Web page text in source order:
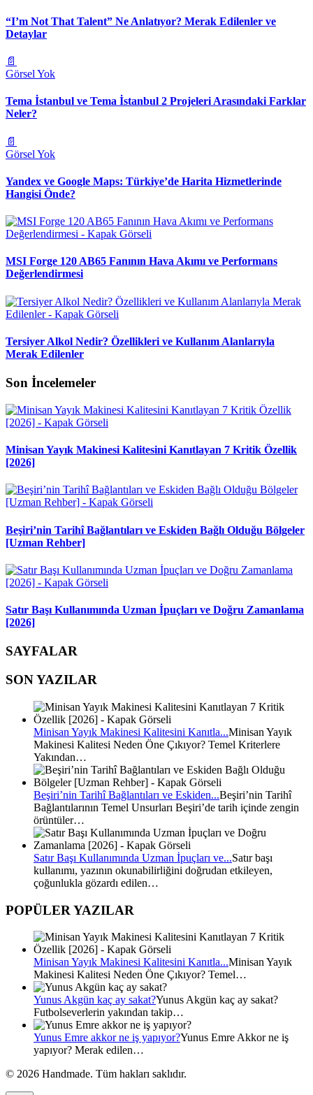
“I’m Not That Talent” Ne Anlatıyor? Merak Edilenler ve
Detaylar
📄
Görsel Yok
Tema İstanbul ve Tema İstanbul 2 Projeleri Arasındaki Farklar
Neler?
📄
Görsel Yok
Yandex ve Google Maps: Türkiye’de Harita Hizmetlerinde
Hangisi Önde?
MSI Forge 120 AB65 Fanının Hava Akımı ve Performans
Değerlendirmesi
Tersiyer Alkol Nedir? Özellikleri ve Kullanım Alanlarıyla
Merak Edilenler
Son İncelemeler
Minisan Yayık Makinesi Kalitesini Kanıtlayan 7 Kritik Özellik
[2026]
Beşiri’nin Tarihî Bağlantıları ve Eskiden Bağlı Olduğu Bölgeler
[Uzman Rehber]
Satır Başı Kullanımında Uzman İpuçları ve Doğru Zamanlama
[2026]
SAYFALAR
SON YAZILAR
Minisan Yayık Makinesi Kalitesini Kanıtla...Minisan Yayık
Makinesi Kalitesi Neden Öne Çıkıyor? Temel Kriterlere
Yakından…
Beşiri’nin Tarihî Bağlantıları ve Eskiden...Beşiri’nin Tarihî
Bağlantılarının Temel Unsurları Beşiri’de tarih içinde zengin
örüntüler…
Satır Başı Kullanımında Uzman İpuçları ve...Satır başı
kullanımı, yazının okunabilirliğini doğrudan etkileyen,
çoğunlukla gözardı edilen…
POPÜLER YAZILAR
Minisan Yayık Makinesi Kalitesini Kanıtla...Minisan Yayık
Makinesi Kalitesi Neden Öne Çıkıyor? Temel…
Yunus Akgün kaç ay sakat?Yunus Akgün kaç ay sakat?
Futbolseverlerin yakından takip…
Yunus Emre akkor ne iş yapıyor?Yunus Emre Akkor ne iş
yapıyor? Merak edilen…
© 2026 Handmade. Tüm hakları saklıdır.